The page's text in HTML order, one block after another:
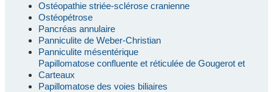
Ostéopathie striée-sclérose cranienne
Ostéopétrose
Pancréas annulaire
Panniculite de Weber-Christian
Panniculite mésentérique
Papillomatose confluente et réticulée de Gougerot et
Carteaux
Papillomatose des voies biliaires